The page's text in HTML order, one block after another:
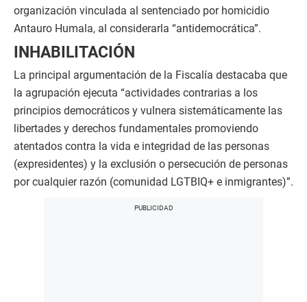
organización vinculada al sentenciado por homicidio
Antauro Humala, al considerarla “antidemocrática”.
INHABILITACIÓN
La principal argumentación de la Fiscalía destacaba que
la agrupación ejecuta “actividades contrarias a los
principios democráticos y vulnera sistemáticamente las
libertades y derechos fundamentales promoviendo
atentados contra la vida e integridad de las personas
(expresidentes) y la exclusión o persecución de personas
por cualquier razón (comunidad LGTBIQ+ e inmigrantes)”.